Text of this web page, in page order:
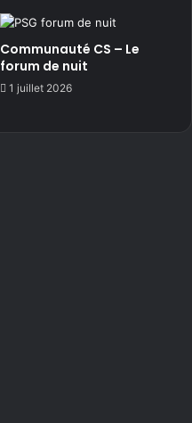
Communauté CS – Le
forum de nuit
1 juillet 2026